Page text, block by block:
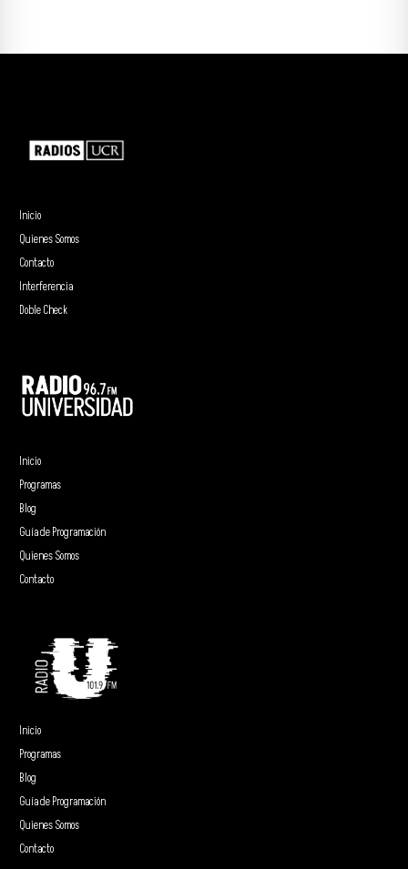
Inicio
Quienes Somos
Contacto
Interferencia
Doble Check
Inicio
Programas
Blog
Guía de Programación
Quienes Somos
Contacto
Inicio
Programas
Blog
Guía de Programación
Quienes Somos
Contacto